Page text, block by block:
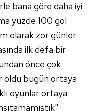
için İnternet
ait çerezler
çeşitli kişisel
çerezler bilgi
daha işlevsel
yönelik
amaçlarıyla
bana göre daha iyi
yüzde 100 gol
olarak zor günler
ilk defa bir
önce çok
oldu bugün ortaya
oyunlar ortaya